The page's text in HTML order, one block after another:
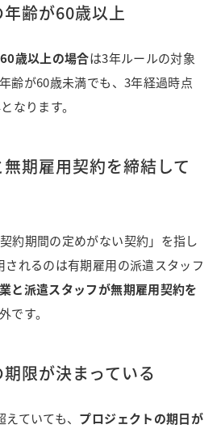
齢が60歳以上
歳以上の場合は3年ルールの対象
齢が60歳未満でも、3年経過時点
なります。
期雇用契約を締結して
約期間の定めがない契約」を指し
されるのは有期雇用の派遣スタッフ
と派遣スタッフが無期雇用契約を
です。
限が決まっている
ていても、 プロジェクトの期日が